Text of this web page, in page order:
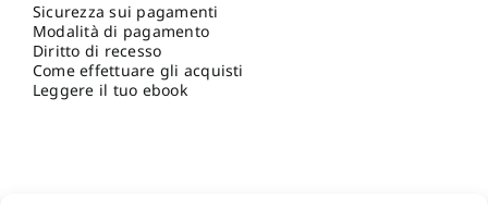
Sicurezza sui pagamenti
Modalità di pagamento
Diritto di recesso
Come effettuare gli acquisti
Leggere il tuo ebook